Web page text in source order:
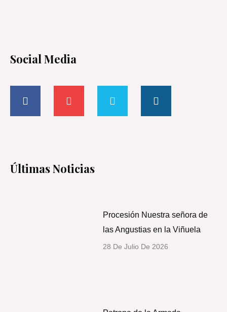
Social Media
c
-
f
u
i
s
Últimas Noticias
Procesión Nuestra señora de
las Angustias en la Viñuela
28 De Julio De 2026